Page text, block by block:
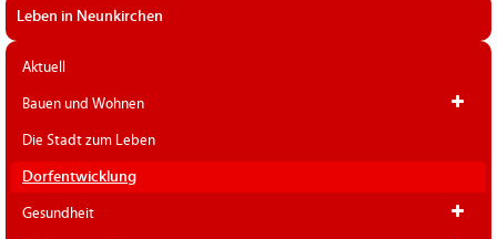
Leben in Neunkirchen
Aktuell
Bauen und Wohnen
Die Stadt zum Leben
Dorfentwicklung
Gesundheit